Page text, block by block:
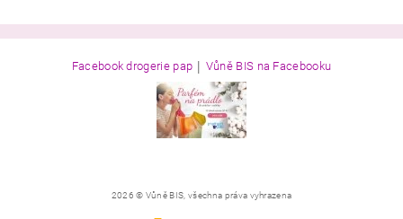
Facebook drogerie pap | Vůně BIS na Facebooku
2026 © Vůně BIS, všechna práva vyhrazena